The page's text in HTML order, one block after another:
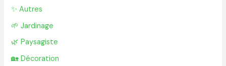
✨ Autres
🌱 Jardinage
🌿 Paysagiste
🏡 Décoration